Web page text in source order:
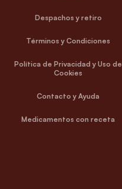
Despachos y retiro
Términos y Condiciones
Política de Privacidad y Uso de
Cookies
Contacto y Ayuda
Medicamentos con receta